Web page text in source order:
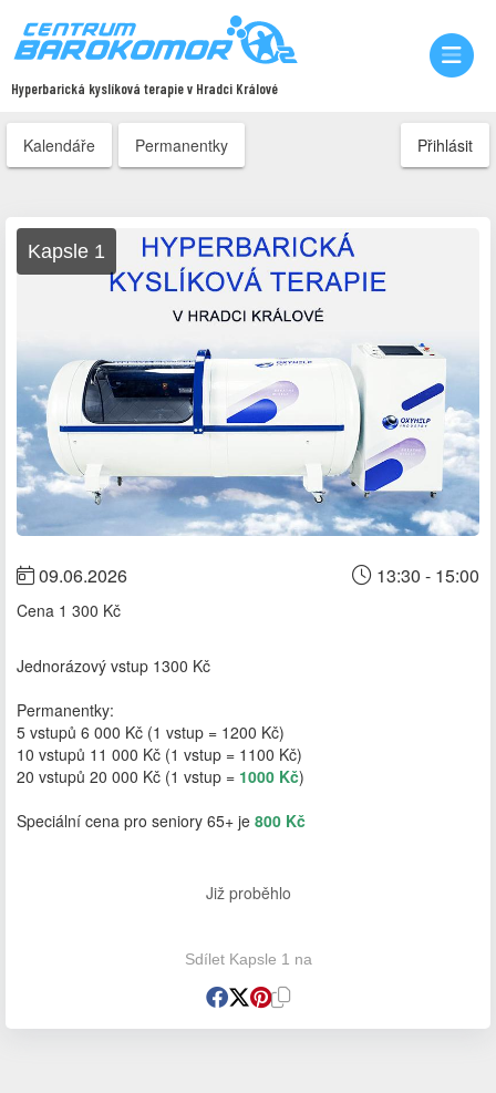
Hyperbarická kyslíková terapie v Hradci Králové
Kalendáře Permanentky Přihlásit
Kapsle 1
09.06.2026 13:30 - 15:00
Cena 1 300 Kč
Jednorázový vstup 1300 Kč
Permanentky:
5 vstupů 6 000 Kč (1 vstup = 1200 Kč)
10 vstupů 11 000 Kč (1 vstup = 1100 Kč)
20 vstupů 20 000 Kč (1 vstup = 1000 Kč)
Speciální cena pro seniory 65+ je 800 Kč
Již proběhlo
Sdílet Kapsle 1 na